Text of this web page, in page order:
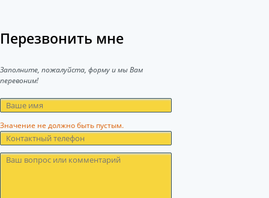
Перезвонить мне
Заполните, пожалуйста, форму и мы Вам
перевоним!
Значение не должно быть пустым.